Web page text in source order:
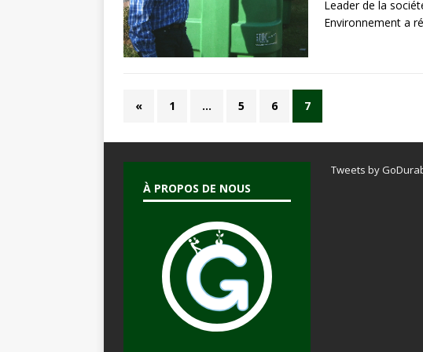
Leader de la
Environnement a
« 1 … 5 6 7
À PROPOS DE NOUS
Tweets by